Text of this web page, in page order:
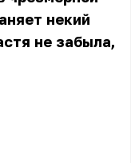
некий
не забыла,